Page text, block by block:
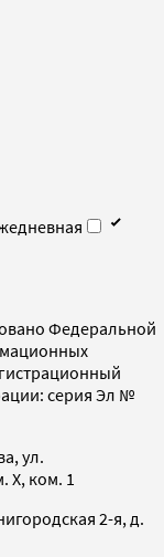
Федеральной
серия Эл №
ул.
X, ком. 1
2-я, д.